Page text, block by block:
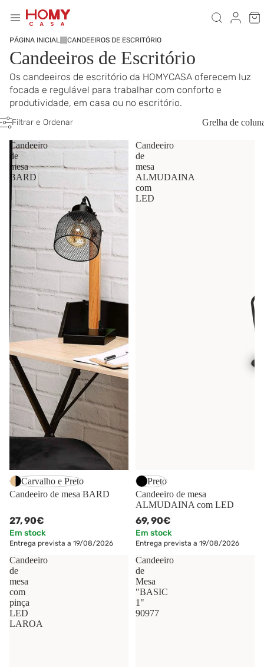
PÁGINA INICIAL CANDEEIROS DE ESCRITÓRIO
Candeeiros de Escritório
Os candeeiros de escritório da HOMYCASA oferecem luz
focada e regulável para trabalhar com conforto e
produtividade, em casa ou no escritório.
Filtrar e Ordenar Grelha de
Candeeiro
de
mesa
BARD
Carvalho e Preto
Candeeiro de mesa BARD
27,90€
Em stock
Entrega prevista a 19/08/2026
Candeeiro
de
mesa
ALMUDAINA
com
LED
Preto
Candeeiro de mesa
ALMUDAINA com LED
69,90€
Em stock
Entrega prevista a 19/08/2026
Candeeiro
de
mesa
com
pinça
LED
LAROA
Candeeiro
de
Mesa
"BASIC
1"
90977